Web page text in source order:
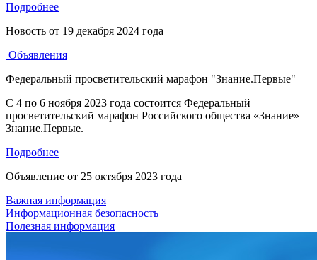
Подробнее
Новость от 19 декабря 2024 года
Объявления
Федеральный просветительский марафон "Знание.Первые"
С 4 по 6 ноября 2023 года состоится Федеральный
просветительский марафон Российского общества «Знание» –
Знание.Первые.
Подробнее
Объявление от 25 октября 2023 года
Важная информация
Информационная безопасность
Полезная информация